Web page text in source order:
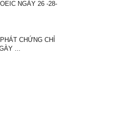
NGÀY 26 -28-
CHỨNG CHỈ
...